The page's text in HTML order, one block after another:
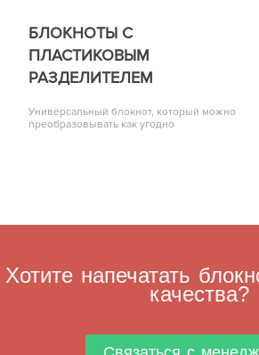
БЛОКНОТЫ С
ПЛАСТИКОВЫМ
РАЗДЕЛИТЕЛЕМ
Универсальный блокнот, который можно
преобразовывать как угодно
Хотите напечатать
качества?